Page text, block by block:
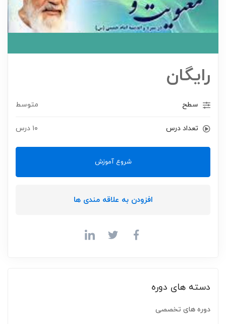
University, and Saveh City Branch Azad
University.
His main concern and activity is
research and writing in various fields of Islamic
thought and life of Imam Khomeini, for which he
hundred articles so far.رایگان
سطح متوسط
تعداد درس ۱۰ درس
شروع آموزش
افزودن به علاقه مندی ها
دسته های دوره
دوره های تخصصی